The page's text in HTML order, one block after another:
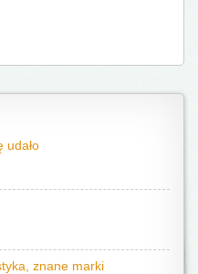
udało
znane marki